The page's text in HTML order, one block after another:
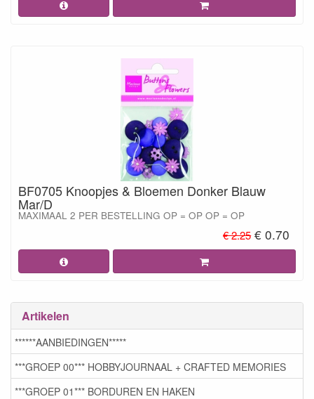
BF0705 Knoopjes & Bloemen Donker Blauw
Mar/D
MAXIMAAL 2 PER BESTELLING OP = OP OP = OP
€ 2.25 € 0.70
Artikelen
******AANBIEDINGEN*****
***GROEP 00*** HOBBYJOURNAAL + CRAFTED MEMORIES
***GROEP 01*** BORDUREN EN HAKEN